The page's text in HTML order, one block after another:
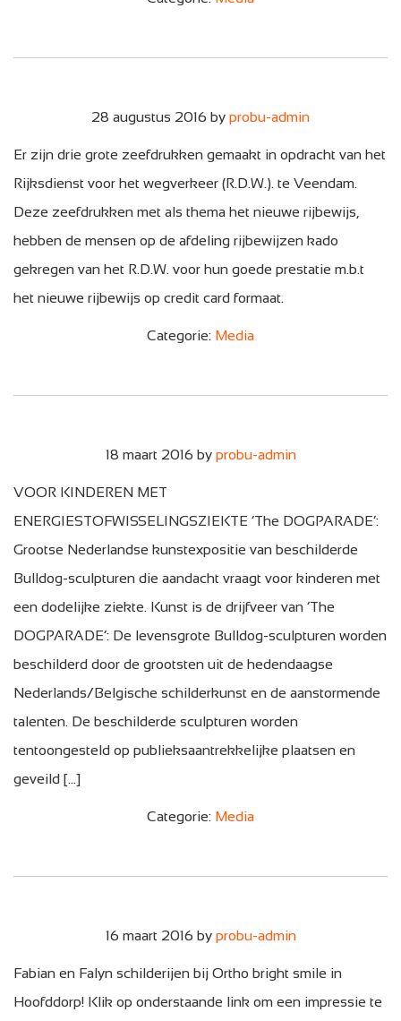
28 augustus 2016 by probu-admin
Er zijn drie grote zeefdrukken gemaakt in opdracht van het
Rijksdienst voor het wegverkeer (R.D.W.). te Veendam.
Deze zeefdrukken met als thema het nieuwe rijbewijs,
hebben de mensen op de afdeling rijbewijzen kado
gekregen van het R.D.W. voor hun goede prestatie m.b.t
het nieuwe rijbewijs op credit card formaat.
Categorie: Media
18 maart 2016 by probu-admin
VOOR KINDEREN MET
ENERGIESTOFWISSELINGSZIEKTE ‘The DOGPARADE’:
Grootse Nederlandse kunstexpositie van beschilderde
Bulldog-sculpturen die aandacht vraagt voor kinderen met
een dodelijke ziekte. Kunst is de drijfveer van ‘The
DOGPARADE’: De levensgrote Bulldog-sculpturen worden
beschilderd door de grootsten uit de hedendaagse
Nederlands/Belgische schilderkunst en de aanstormende
talenten. De beschilderde sculpturen worden
tentoongesteld op publieksaantrekkelijke plaatsen en
geveild […]
Categorie: Media
16 maart 2016 by probu-admin
Fabian en Falyn schilderijen bij Ortho bright smile in
Hoofddorp! Klik op onderstaande link om een impressie te